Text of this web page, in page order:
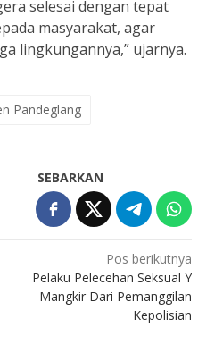
selesai dengan tepat
masyarakat, agar
lingkungannya,” ujarnya.
Pandeglang
SEBARKAN
Pos berikutnya
Pelaku Pelecehan Seksual Y
Mangkir Dari Pemanggilan
Kepolisian